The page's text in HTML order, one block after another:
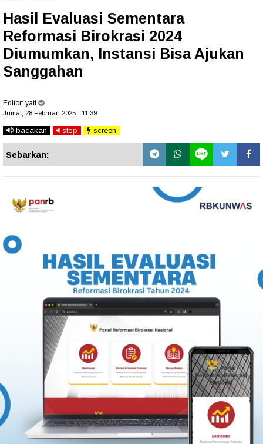
Hasil Evaluasi Sementara
Reformasi Birokrasi 2024
Diumumkan, Instansi Bisa Ajukan
Sanggahan
Editor: yati
Jumat, 28 Februari 2025 - 11.39
bacakan stop screen
Sebarkan: